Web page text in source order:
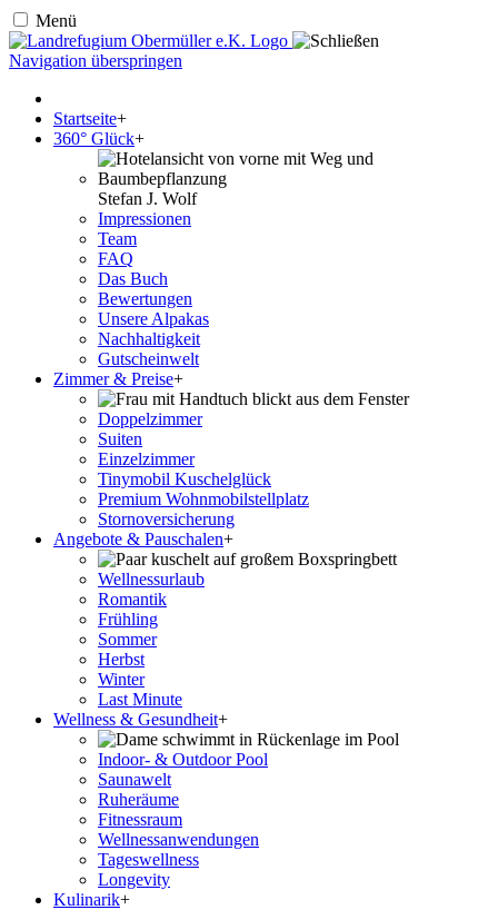
Menü
Navigation überspringen
Startseite+
360° Glück+
Stefan J. Wolf
Impressionen
Team
FAQ
Das Buch
Bewertungen
Unsere Alpakas
Nachhaltigkeit
Gutscheinwelt
Zimmer & Preise+
Doppelzimmer
Suiten
Einzelzimmer
Tinymobil Kuschelglück
Premium Wohnmobilstellplatz
Stornoversicherung
Angebote & Pauschalen+
Wellnessurlaub
Romantik
Frühling
Sommer
Herbst
Winter
Last Minute
Wellness & Gesundheit+
Indoor- & Outdoor Pool
Saunawelt
Ruheräume
Fitnessraum
Wellness­anwendungen
Tageswellness
Longevity
Kulinarik+